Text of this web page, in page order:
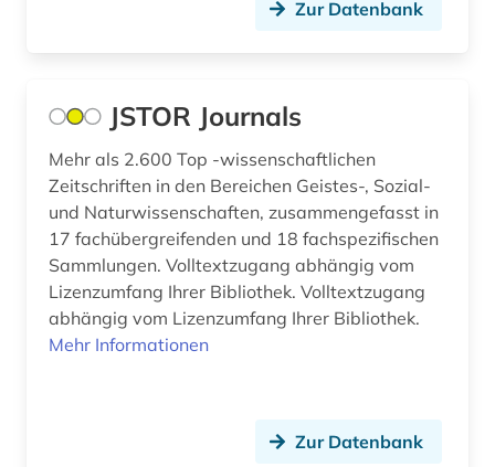
Zur Datenbank
JSTOR Journals
Mehr als 2.600 Top -wissenschaftlichen
Zeitschriften in den Bereichen Geistes-, Sozial-
und Naturwissenschaften, zusammengefasst in
17 fachübergreifenden und 18 fachspezifischen
Sammlungen. Volltextzugang abhängig vom
Lizenzumfang Ihrer Bibliothek. Volltextzugang
abhängig vom Lizenzumfang Ihrer Bibliothek.
Mehr Informationen
Zur Datenbank